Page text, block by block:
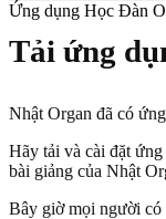
Ứng dụng Học Đàn
Tải ứng
Nhật Organ đã có
Hãy tải và cài đặt
bài giảng của Nhật
Bây giờ mọi người có